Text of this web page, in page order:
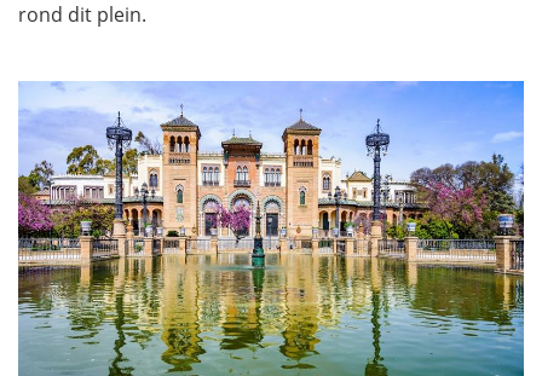
Welke auto huren voor je rondreis?
rond dit plein.